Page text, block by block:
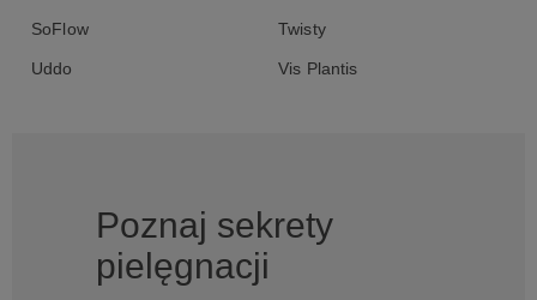
SoFlow Twisty
Uddo Vis Plantis
Poznaj sekrety
pielęgnacji